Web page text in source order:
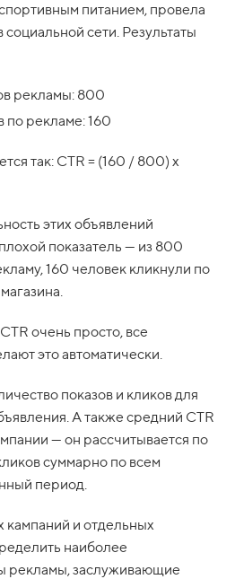
питанием, провела
сети. Результаты
рекламы: 800
по рекламе: 160
так: CTR = (160 / 800) x
этих объявлений
показатель — из 800
160 человек кликнули по
очень просто, все
это автоматически.
показов и кликов для
А также средний CTR
— он рассчитывается по
суммарно по всем
период.
кампаний и отдельных
наиболее
рекламы, заслуживающие